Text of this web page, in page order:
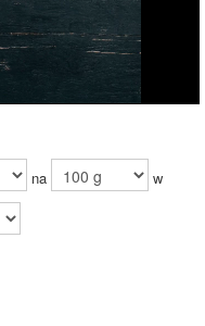
(7%)
na w